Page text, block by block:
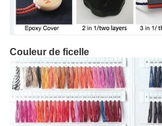
Couleur de ficelle